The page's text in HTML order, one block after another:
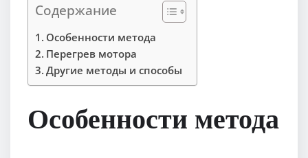
Содержание
Особенности метода
Перегрев мотора
Другие методы и способы
Особенности метода